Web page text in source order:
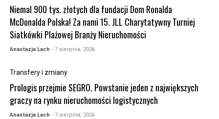
Niemal 900 tys. złotych dla fundacji Dom Ronalda
McDonalda Polska! Za nami 15. JLL Charytatywny Turniej
Siatkówki Plażowej Branży Nieruchomości
Anastazja Lach - 7 sierpnia, 2026
Transfery i zmiany
Prologis przejmie SEGRO. Powstanie jeden z największych
graczy na rynku nieruchomości logistycznych
Anastazja Lach - 7 sierpnia, 2026